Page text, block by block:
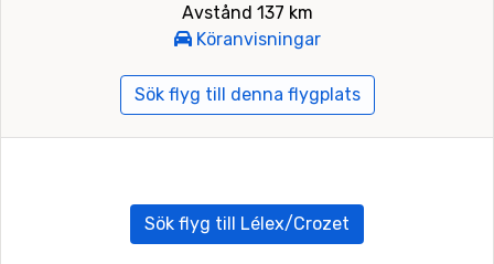
Avstånd 137 km
Köranvisningar
Sök flyg till denna flygplats
Sök flyg till Lélex/Crozet